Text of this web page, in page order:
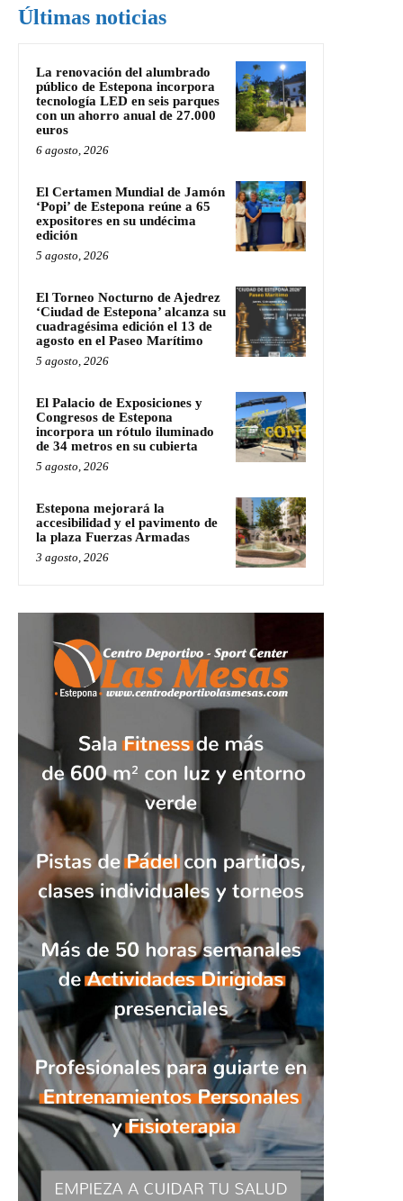
Últimas noticias
La renovación del alumbrado
público de Estepona incorpora
tecnología LED en seis parques
con un ahorro anual de 27.000
euros
6 agosto, 2026
El Certamen Mundial de Jamón
‘Popi’ de Estepona reúne a 65
expositores en su undécima
edición
5 agosto, 2026
El Torneo Nocturno de Ajedrez
‘Ciudad de Estepona’ alcanza su
cuadragésima edición el 13 de
agosto en el Paseo Marítimo
5 agosto, 2026
El Palacio de Exposiciones y
Congresos de Estepona
incorpora un rótulo iluminado
de 34 metros en su cubierta
5 agosto, 2026
Estepona mejorará la
accesibilidad y el pavimento de
la plaza Fuerzas Armadas
3 agosto, 2026